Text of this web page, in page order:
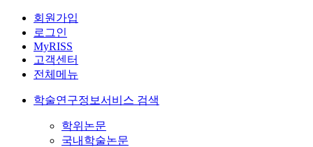
회원가입
로그인
MyRISS
고객센터
전체메뉴
학술연구정보서비스 검색
학위논문
국내학술논문